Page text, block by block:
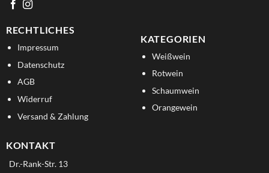
RECHTLICHES
Impressum
Datenschutz
AGB
Widerruf
Versand & Zahlung
KATEGORIEN
Weißwein
Rotwein
Schaumwein
Orangewein
KONTAKT
Dr.-Rank-Str. 13